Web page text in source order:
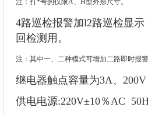
注：打*号的仅限A、H型外形尺寸。
4路巡检报警加l2路巡检显
回检测用。
注：其中一、二种模式可增加二路即时报
继电器触点容量为3A、200V
供电电源:220V±10％AC